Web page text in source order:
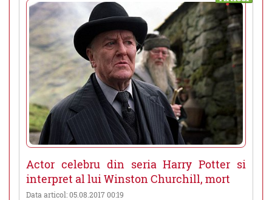
Actor celebru din seria Harry Potter si
interpret al lui Winston Churchill, mort
Data articol: 05.08.2017 00:19